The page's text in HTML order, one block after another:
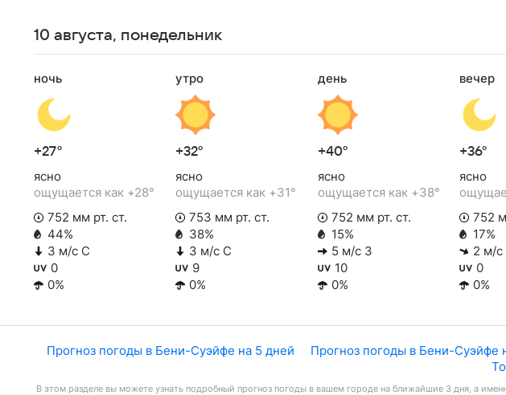
10 августа, понедельник
ночь
+27°
ясно
ощущается как +28°
752 мм рт. ст.
44%
3 м/с С
0
0%
утро
+32°
ясно
ощущается как +31°
753 мм рт. ст.
38%
3 м/с С
9
0%
день
+40°
ясно
ощущается как +38°
752 мм рт. ст.
15%
5 м/с З
10
0%
вечер
+36°
ясно
752
17%
2 м/
0
0%
Прогноз погоды в Бени-Суэйфе на 5 дней Прогноз погоды в Бени-Суэйфе
В этом разделе вы можете узнать подробный прогноз погоды в вашем городе на ближайшие 3 дня, а